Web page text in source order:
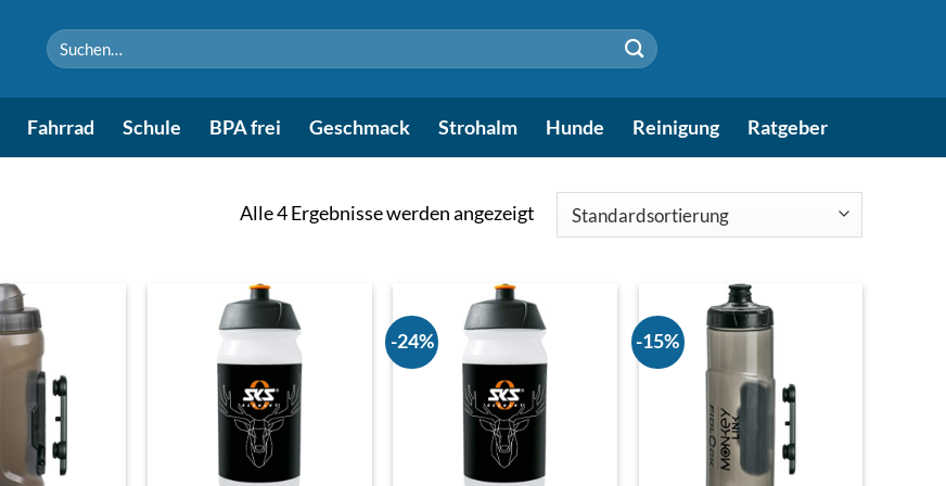
Suchen
nach:
Fahrrad Schule BPA frei Geschmack Strohalm Hunde Reinigung Ratgeber
Alle 4 Ergebnisse werden angezeigt
-24% -15%